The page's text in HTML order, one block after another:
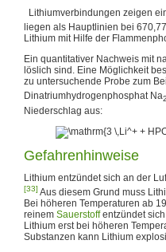
Lithiumverbindungen zeigen
liegen als Hauptlinien bei
Lithium mit Hilfe der
Ein quantitativer Nachweis mit
löslich sind. Eine Möglichkeit
zu untersuchende Probe zum
Dinatriumhydrogenphosphat Na2
Niederschlag aus:
Gefahrenhinweise
Lithium entzündet sich an der
[33] Aus diesem Grund muss
Bei höheren Temperaturen ab
reinem Sauerstoffentzündet sich
Lithium erst bei höheren
Substanzen kann Lithium